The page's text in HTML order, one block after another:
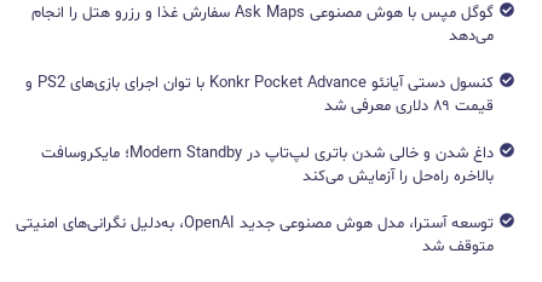
گوگل مپس با هوش مصنوعی Ask Maps سفارش غذا و رزرو هتل را انجام
می‌دهد
کنسول دستی آیانئو Konkr Pocket Advance با توان اجرای بازی‌های PS2 و
قیمت ۸۹ دلاری معرفی شد
داغ شدن و خالی شدن باتری لپ‌تاپ در Modern Standby؛ مایکروسافت
بالاخره راه‌حل را آزمایش می‌کند
توسعه آسترا، مدل هوش مصنوعی جدید OpenAI، به‌دلیل نگرانی‌های امنیتی
متوقف شد